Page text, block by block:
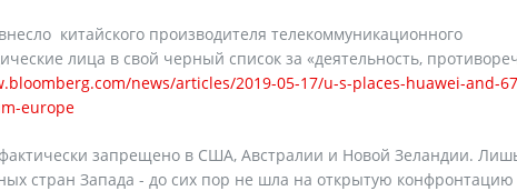
китайского производителя телекоммуникационного
лица в свой черный список за «деятельность,
news/articles/2019-05-17/u-s-places-huawei-and-
europe
запрещено в США, Австралии и Новой Зеландии.
стран Запада - до сих пор не шла на открытую конфронтацию